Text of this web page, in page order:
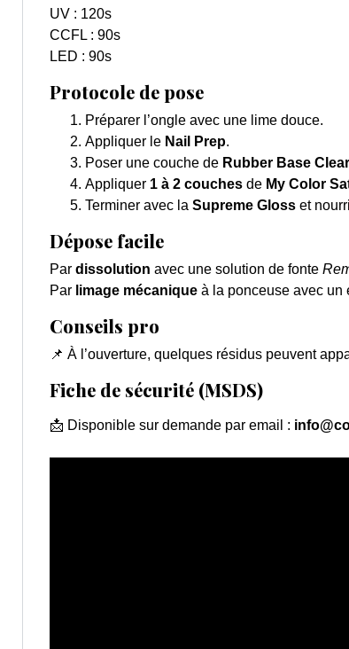
UV : 120s
CCFL : 90s
LED : 90s
Protocole de pose
Préparer l’ongle avec une lime douce.
Appliquer le Nail Prep.
Poser une couche de Rubber Base Clear
Appliquer 1 à 2 couches de My Color
Terminer avec la Supreme Gloss et
Dépose facile
Par dissolution avec une solution de fonte
Par limage mécanique à la ponceuse avec un
Conseils pro
📌 À l’ouverture, quelques résidus peuvent
Fiche de sécurité (MSDS)
📩 Disponible sur demande par email :